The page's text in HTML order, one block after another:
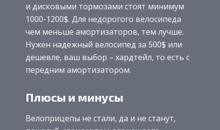
и дисковыми тормозами стоят минимум
1000-1200$. Для недорогого велосипеда
чем меньше амортизаторов, тем лучше.
Нужен надежный велосипед за 500$ или
дешевле, ваш выбор – хардтейл, то есть с
передним амортизатором.
Плюсы и минусы
Велоприцепы не стали, да и не станут,